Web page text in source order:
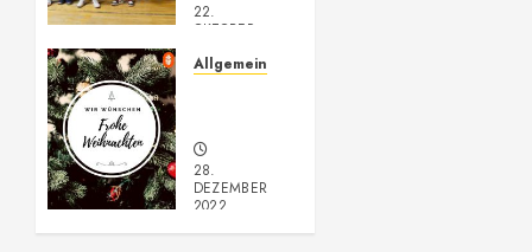
22.
OKTOBER
0
Allgemein
28.
DEZEMBER
2022
0